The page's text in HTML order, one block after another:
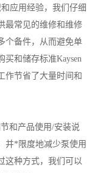
应用经验，我们仔细
最常见的维修和维修
个备件，从而避免单
买和储存标准Kaysen
作节省了大量时间和
和产品使用/安装说
并*限度地减少泵使用
这种方式，我们可以